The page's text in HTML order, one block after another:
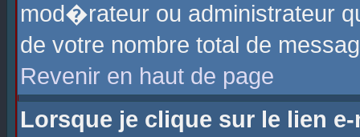
mod�rateur ou administrateur
de votre nombre total de
Revenir en haut de page
Lorsque je clique sur le lien